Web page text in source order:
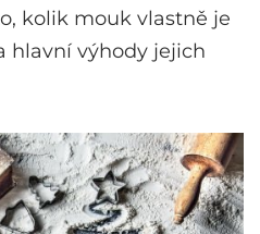
kolik mouk vlastně je
hlavní výhody jejich